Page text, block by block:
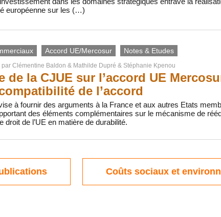
européenne sur les (…)
Accord UE/Mercosur Notes & Etudes
par Clémentine Baldon & Mathilde Dupré & Stéphanie Kpenou
de la CJUE sur l’accord UE
de l’accord
à fournir des arguments à la France et aux autres Etats
des éléments complémentaires sur le mécanisme de
droit de l’UE en matière de durabilité.
Coûts sociaux et